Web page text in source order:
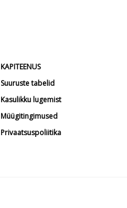
KAPITEENUS
Suuruste tabelid
Kasulikku lugemist
Müügitingimused
Privaatsuspoliitika